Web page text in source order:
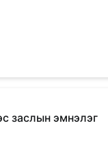
заслын эмнэлэг